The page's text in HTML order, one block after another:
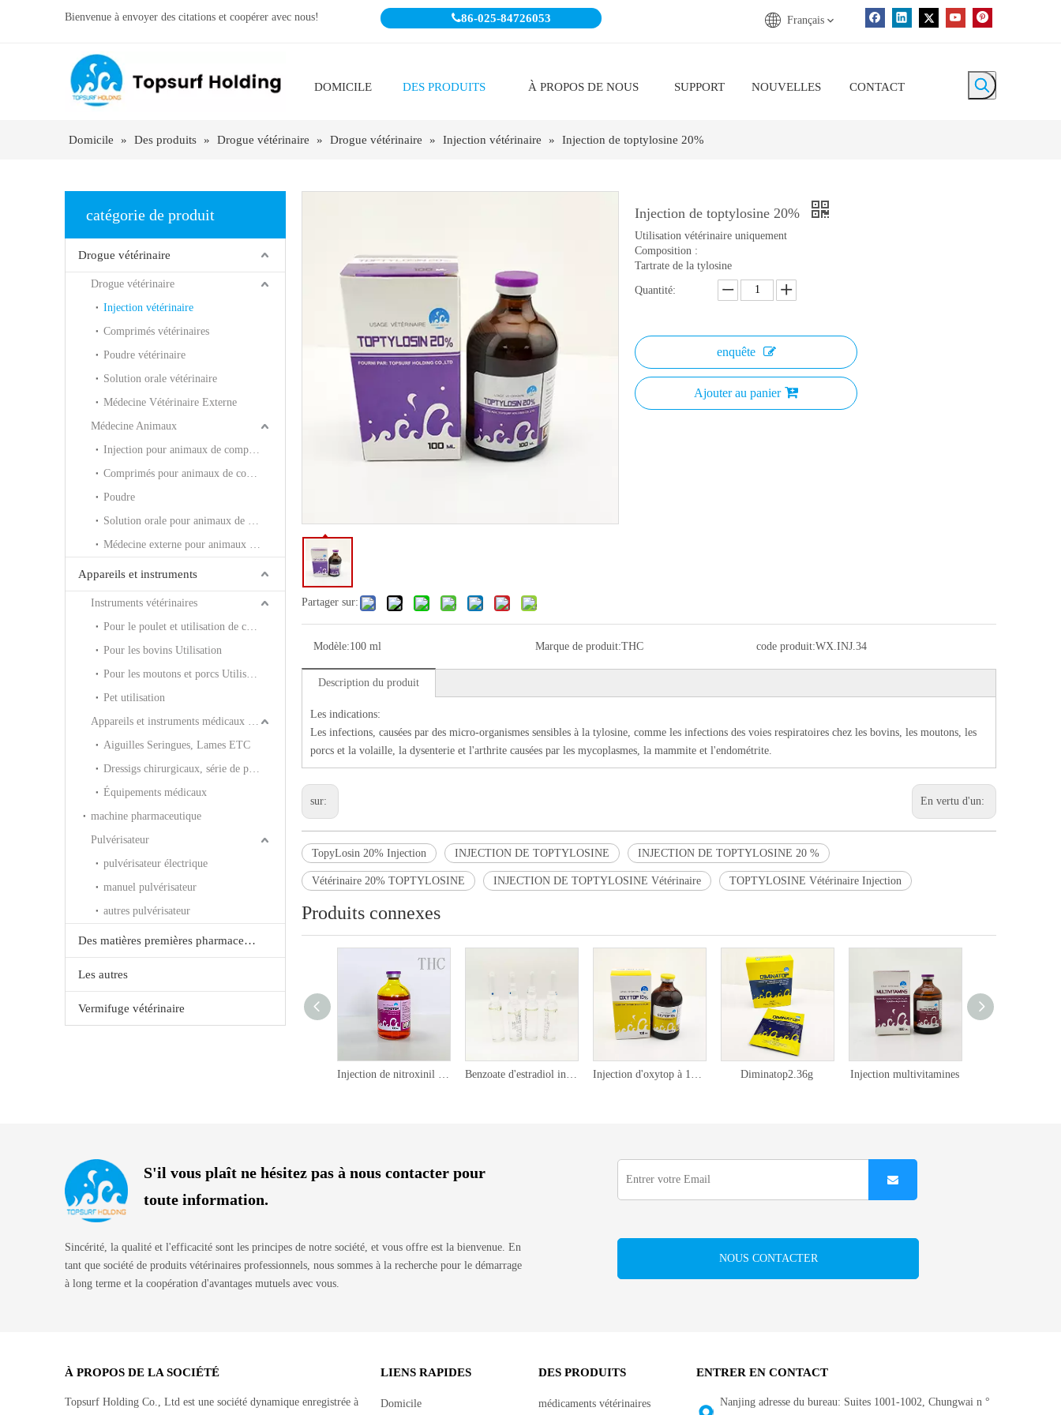
Bienvenue à envoyer des citations et coopérer avec nous! 86-025-84726053 Français
DOMICILE DES PRODUITS À PROPOS DE NOUS SUPPORT NOUVELLES CONTACT
Domicile » Des produits » Drogue vétérinaire » Drogue vétérinaire » Injection vétérinaire » Injection de toptylosine 20%
catégorie de produit
Drogue vétérinaire
Drogue vétérinaire
Injection vétérinaire
Comprimés vétérinaires
Poudre vétérinaire
Solution orale vétérinaire
Médecine Vétérinaire Externe
Médecine Animaux
Poudre
Appareils et instruments
Instruments vétérinaires
Pour les bovins Utilisation
Pet utilisation
Aiguilles Seringues, Lames ETC
Équipements médicaux
machine pharmaceutique
Pulvérisateur
pulvérisateur électrique
manuel pulvérisateur
autres pulvérisateur
Des matières premières pharmaceutiques et les produits chimiques
Les autres
Vermifuge vétérinaire
Partager sur:
Injection de toptylosine 20%
Utilisation vétérinaire uniquement
Composition :
Tartrate de la tylosine
Quantité:
enquête
Ajouter au panier
Modèle:100 ml Marque de produit:THC code produit:WX.INJ.34
Description du produit
Les indications:
Les infections, causées par des micro-organismes sensibles à la tylosine, comme les infections des voies respiratoires chez les bovins, les moutons, les
porcs et la volaille, la dysenterie et l'arthrite causées par les mycoplasmes, la mammite et l'endométrite.
sur: En vertu d'un:
TopyLosin 20% Injection INJECTION DE TOPTYLOSINE INJECTION DE TOPTYLOSINE 20 %
Vétérinaire 20% TOPTYLOSINE INJECTION DE TOPTYLOSINE Vétérinaire TOPTYLOSINE Vétérinaire Injection
Produits connexes
Diminatop2.36g Injection multivitamines
S'il vous plaît ne hésitez pas à nous contacter pour
toute information.
Sincérité, la qualité et l'efficacité sont les principes de notre société, et vous offre est la bienvenue. En
tant que société de produits vétérinaires professionnels, nous sommes à la recherche pour le démarrage
à long terme et la coopération d'avantages mutuels avec vous.
NOUS CONTACTER
À PROPOS DE LA SOCIÉTÉ
Topsurf Holding Co., Ltd est une société dynamique enregistrée à
LIENS RAPIDES
Domicile
DES PRODUITS
médicaments vétérinaires
ENTRER EN CONTACT
Nanjing adresse du bureau: Suites 1001-1002, Chungwai n °